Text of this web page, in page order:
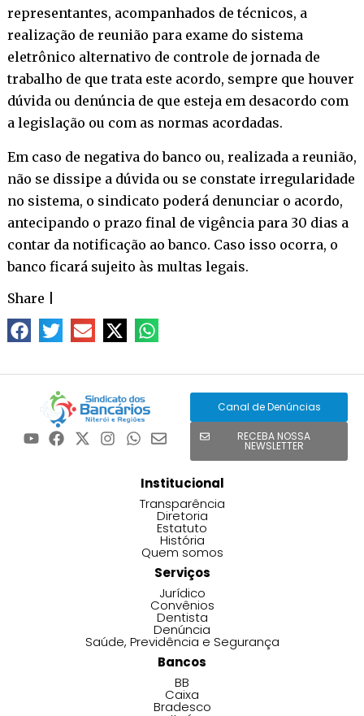
representantes, acompanhados de técnicos, a
realização de reunião para exame do sistema
eletrônico alternativo de controle de jornada de
trabalho de que trata este acordo, sempre que houver
dúvida ou denúncia de que esteja em desacordo com
a legislação ou com as normas acordadas.
Em caso de negativa do banco ou, realizada a reunião,
não se dissipe a dúvida ou se constate irregularidade
no sistema, o sindicato poderá denunciar o acordo,
antecipando o prazo final de vigência para 30 dias a
contar da notificação ao banco. Caso isso ocorra, o
banco ficará sujeito às multas legais.
Share
Canal de Denúncias
RECEBA NOSSA
NEWSLETTER
Institucional
Transparência
Diretoria
Estatuto
História
Quem somos
Serviços
Jurídico
Convênios
Dentista
Denúncia
Saúde, Previdência e Segurança
Bancos
BB
Caixa
Bradesco